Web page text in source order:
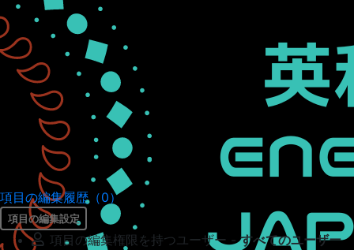
項目の編集履歴（0）
項目の編集設定
項目の編集権限を持つユーザー -すべてのユーザー